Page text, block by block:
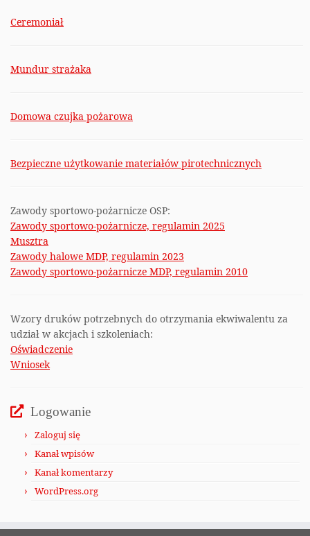
Ceremoniał
Mundur strażaka
Domowa czujka pożarowa
Bezpieczne użytkowanie materiałów pirotechnicznych
Zawody sportowo-pożarnicze OSP:
Zawody sportowo-pożarnicze, regulamin 2025
Musztra
Zawody halowe MDP, regulamin 2023
Zawody sportowo-pożarnicze MDP, regulamin 2010
Wzory druków potrzebnych do otrzymania ekwiwalentu za
udział w akcjach i szkoleniach:
Oświadczenie
Wniosek
Logowanie
Zaloguj się
Kanał wpisów
Kanał komentarzy
WordPress.org